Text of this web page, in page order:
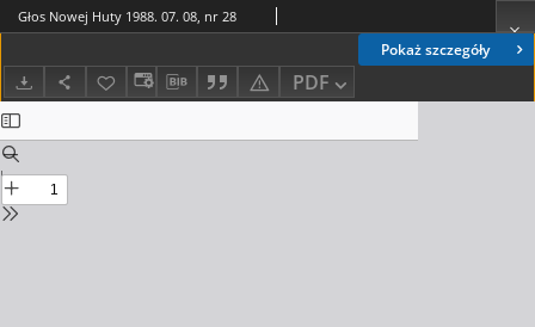
Pokaż szczegóły
PDF
Głos Nowej Huty 1988. 07. 08, nr 28